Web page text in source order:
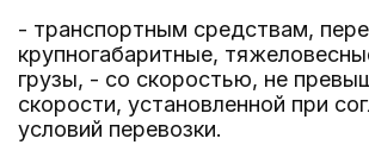
- транспортным средствам,
крупногабаритные,
грузы, - со скоростью, не
скорости, установленной при
условий перевозки.